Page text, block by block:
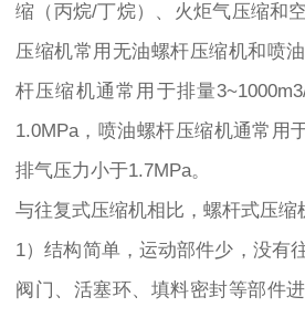
缩（丙烷/丁烷）、火炬气压缩和
压缩机常用无油螺杆压缩机和喷
杆压缩机通常用于排量
1.0MPa，喷油螺杆压缩机通常用
排气压力小于1.7MPa。
与往复式压缩机相比，螺杆式压缩
1）结构简单，运动部件少，没有
阀门、活塞环、填料密封等部件